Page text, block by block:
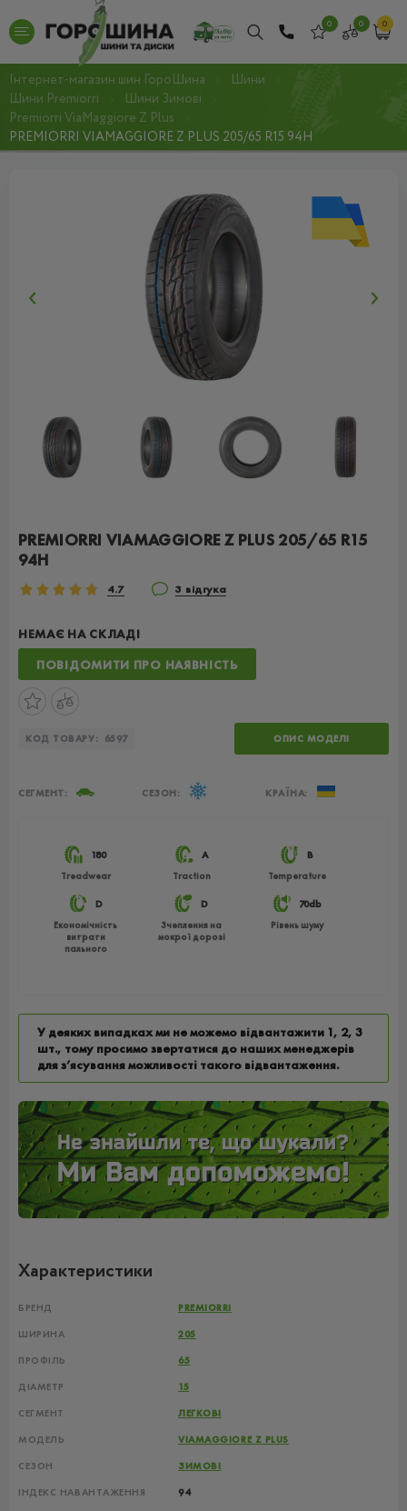
0 0 0
Інтернет-магазин шин ГороШина
Шини
Шини Premiorri
Шини Зимові
Premiorri ViaMaggiore Z Plus
PREMIORRI VIAMAGGIORE Z PLUS 205/65 R15 94H
PREMIORRI VIAMAGGIORE Z PLUS 205/65 R15
94H
4.7 3 відгука
НЕМАЄ НА СКЛАДІ
ПОВІДОМИТИ ПРО НАЯВНІСТЬ
КОД ТОВАРУ: 6597 ОПИС МОДЕЛІ
180
Treadwear
A
Traction
B
Temperature
D
Економічність
витрати
пального
D
Зчеплення на
мокрої дорозі
70db
Рівень шуму
СЕГМЕНТ: СЕЗОН: КРАЇНА:
У деяких випадках ми не можемо відвантажити 1, 2, 3
шт., тому просимо звертатися до наших менеджерів
для з’ясування можливості такого відвантаження.
Характеристики
БРЕНД PREMIORRI
ШИРИНА 205
ПРОФІЛЬ 65
ДІАМЕТР 15
СЕГМЕНТ ЛЕГКОВІ
МОДЕЛЬ VIAMAGGIORE Z PLUS
СЕЗОН ЗИМОВІ
ІНДЕКС НАВАНТАЖЕННЯ 94